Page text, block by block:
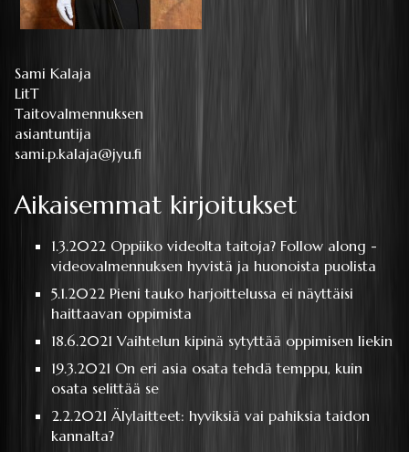
Sami Kalaja
LitT
Taitovalmennuksen
asiantuntija
sami.p.kalaja@jyu.fi
Aikaisemmat kirjoitukset
1.3.2022 Oppiiko videolta taitoja? Follow along -
videovalmennuksen hyvistä ja huonoista puolista
5.1.2022 Pieni tauko harjoittelussa ei näyttäisi
haittaavan oppimista
18.6.2021Vaihtelun kipinä sytyttää oppimisen liekin
19.3.2021 On eri asia osata tehdä temppu, kuin
osata selittää se
2.2.2021Älylaitteet: hyviksiä vai pahiksia taidon
kannalta?